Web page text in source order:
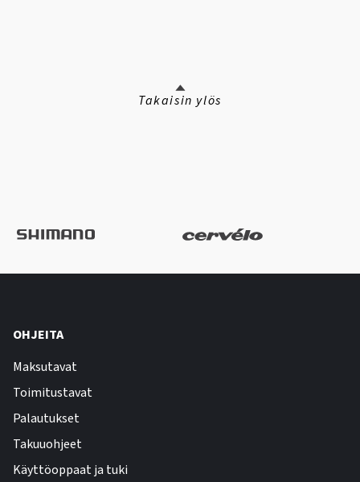
Takaisin ylös
OHJEITA
Maksutavat
Toimitustavat
Palautukset
Takuuohjeet
Käyttöoppaat ja tuki